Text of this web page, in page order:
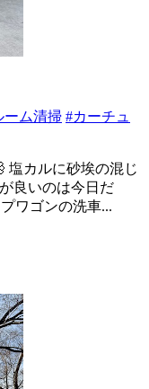
ーム清掃 #カーチュ
塩カルに砂埃の混じ
良いのは今日だ
ワゴンの洗車...